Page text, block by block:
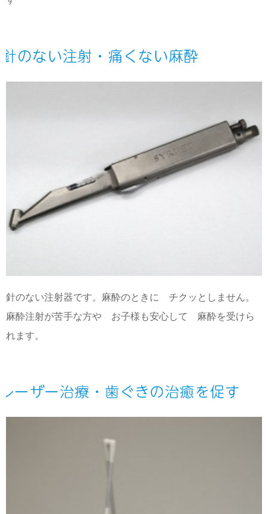
針のない注射器です。麻酔のときに チクッとしません。
麻酔注射が苦手な方や お子様も安心して 麻酔を受けら
れます。